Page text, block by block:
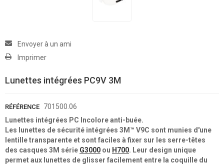
Envoyer à un ami
Imprimer
Lunettes intégrées PC9V 3M
RÉFÉRENCE 701500.06
Lunettes intégrées PC Incolore anti-buée.
Les lunettes de sécurité intégrées 3M™ V9C sont munies d'une
lentille transparente et sont faciles à fixer sur les serre-têtes
des casques 3M série G3000 ou H700. Leur design unique
permet aux lunettes de glisser facilement entre la coquille du